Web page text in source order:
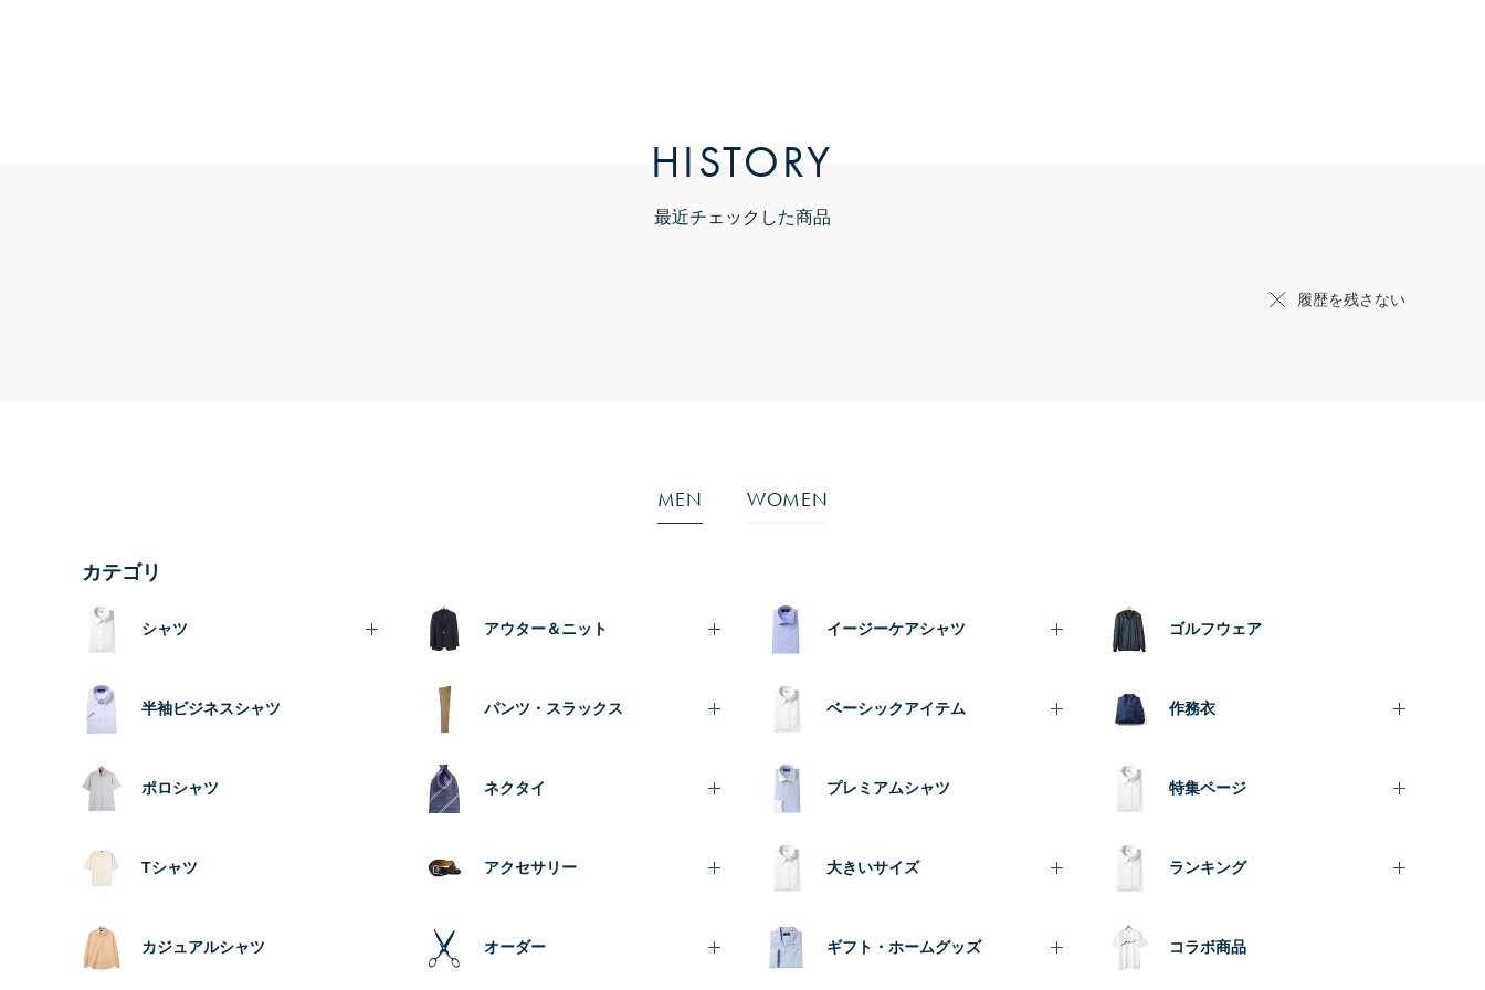
HISTORY
最近チェックした商品
履歴を残さない
MEN WOMEN
カテゴリ
シャツ
半袖ビジネスシャツ
ポロシャツ
Tシャツ
カジュアルシャツ
アウター＆ニット
パンツ・スラックス
ネクタイ
アクセサリー
オーダー
イージーケアシャツ
ベーシックアイテム
プレミアムシャツ
大きいサイズ
ギフト・ホームグッズ
ゴルフウェア
作務衣
特集ページ
ランキング
コラボ商品